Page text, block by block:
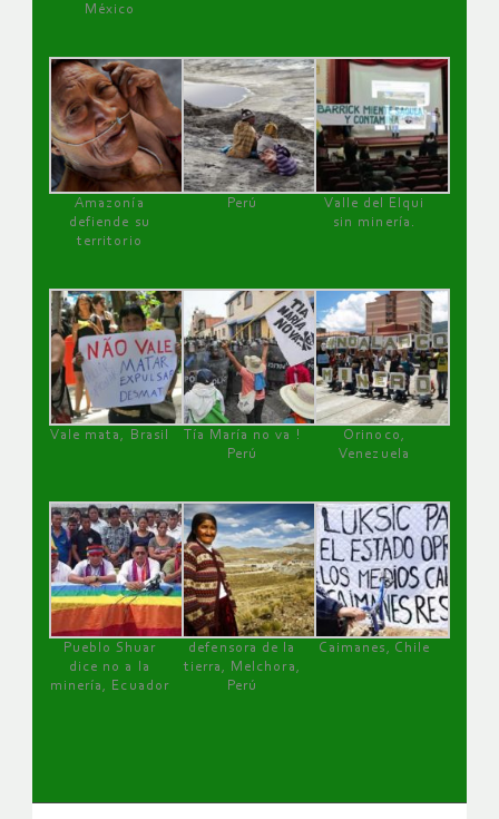
México
Amazonía
defiende su
territorio
Perú
Valle del Elqui
sin minería.
Vale mata, Brasil
Tía María no va !
Perú
Orinoco,
Venezuela
Pueblo Shuar
dice no a la
minería, Ecuador
defensora de la
tierra, Melchora,
Perú
Caimanes, Chile